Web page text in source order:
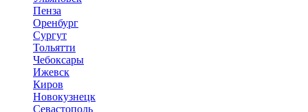
Пенза
Оренбург
Сургут
Тольятти
Чебоксары
Ижевск
Киров
Новокузнецк
Севастополь